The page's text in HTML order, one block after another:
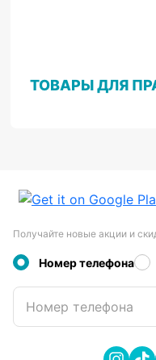
ТОВАРЫ ДЛЯ
Получайте новые акции и
Номер телефона
Номер телефона